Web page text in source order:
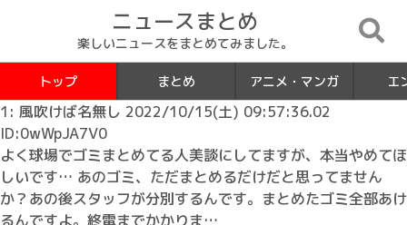
ニュースまとめ
楽しいニュースをまとめてみました。
トップ まとめ アニメ・マンガ エ
1: 風吹けば名無し 2022/10/15(土) 09:57:36.02
ID:0wWpJA7V0
よく球場でゴミまとめてる人美談にしてますが、本当やめてほ
しいです… あのゴミ、ただまとめるだけだと思ってません
か？あの後スタッフが分別するんです。まとめたゴミ全部あけ
るんですよ。終電までかかりま…